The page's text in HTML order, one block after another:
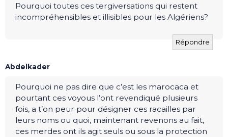
Pourquoi toutes ces tergiversations qui restent
incompréhensibles et illisibles pour les Algériens?
Répondre
Abdelkader
Pourquoi ne pas dire que c’est les marocaca et
pourtant ces voyous l’ont revendiqué plusieurs
fois, a t’on peur pour désigner ces racailles par
leurs noms ou quoi, maintenant revenons au fait,
ces merdes ont ils agit seuls ou sous la protection